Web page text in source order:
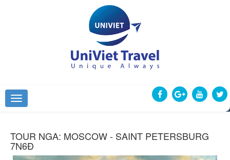
TOUR NGA: MOSCOW - SAINT PETERSBURG
7N6Đ